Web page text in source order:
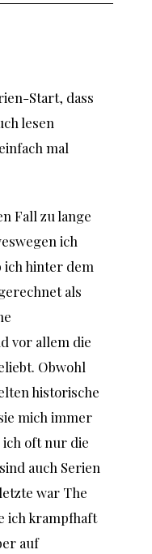
Start, dass
lesen
mal
Fall zu lange
ich
ich hinter dem
als
vor allem die
Obwohl
historische
mich immer
ich oft nur die
auch Serien
war The
ich krampfhaft
auf